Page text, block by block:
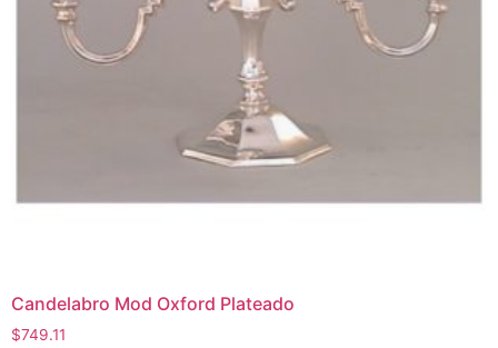
Candelabro Mod Oxford Plateado
$749.11